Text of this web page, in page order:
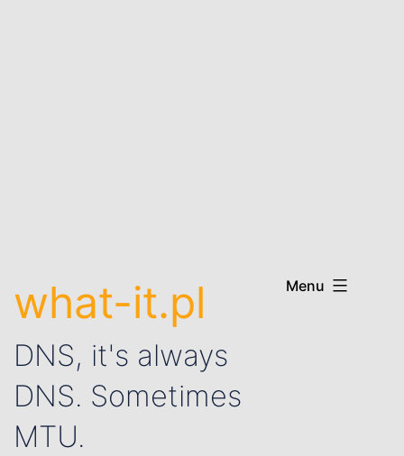
what-it.pl
DNS, it's always
DNS. Sometimes
MTU.
Menu